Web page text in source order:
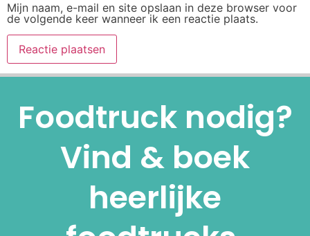
Mijn naam, e-mail en site opslaan in deze browser voor
de volgende keer wanneer ik een reactie plaats.
Foodtruck nodig?
Vind & boek
heerlijke